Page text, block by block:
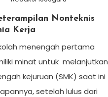
Nonteknis
Kerja
menengah pertama
minat untuk melanjutkan
kejuruan (SMK) saat ini
setelah lulus dari